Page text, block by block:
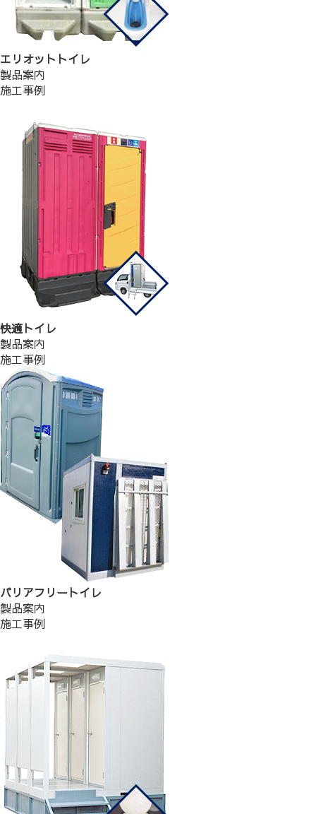
エリオットトイレ
製品案内
施工事例
快適トイレ
製品案内
施工事例
バリアフリートイレ
製品案内
施工事例